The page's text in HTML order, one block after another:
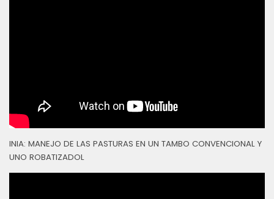
INIA: MANEJO DE LAS PASTURAS EN UN TAMBO CONVENCIONAL Y
UNO ROBATIZADOL